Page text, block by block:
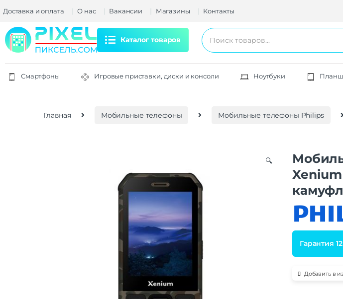
Доставка и оплата О нас Вакансии Магазины Контакты
Каталог товаров
Смартфоны Игровые приставки, диски и консоли Ноутбуки
Главная Мобильные телефоны Мобильные телефоны Philips
🔍
Гарантия
Добавить в